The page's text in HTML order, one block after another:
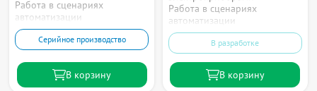
Работа в сценариях
автоматизации
Серийное производство
В корзину
Работа в сценариях
автоматизации
В разработке
В корзину